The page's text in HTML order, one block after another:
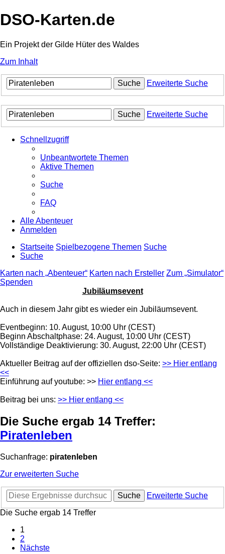
DSO-Karten.de
Ein Projekt der Gilde Hüter des Waldes
Zum Inhalt
Suche Erweiterte Suche
Suche Erweiterte Suche
Schnellzugriff
Unbeantwortete Themen
Aktive Themen
Suche
FAQ
Alle Abenteuer
Anmelden
Startseite Spielbezogene Themen Suche
Suche
Karten nach „Abenteuer“ Karten nach Ersteller Zum „Simulator“
Spenden
Jubiläumsevent
Auch in diesem Jahr gibt es wieder ein Jubiläumsevent.
Eventbeginn: 10. August, 10:00 Uhr (CEST)
Beginn Abschaltphase: 24. August, 10:00 Uhr (CEST)
Vollständige Deaktivierung: 30. August, 22:00 Uhr (CEST)
Aktueller Beitrag auf der offiziellen dso-Seite: >> Hier entlang
<<
Einführung auf youtube: >> Hier entlang <<
Beitrag bei uns: >> Hier entlang <<
Die Suche ergab 14 Treffer:
Piratenleben
Suchanfrage: piratenleben
Zur erweiterten Suche
Suche
Erweiterte Suche
Die Suche ergab 14 Treffer
1
2
Nächste